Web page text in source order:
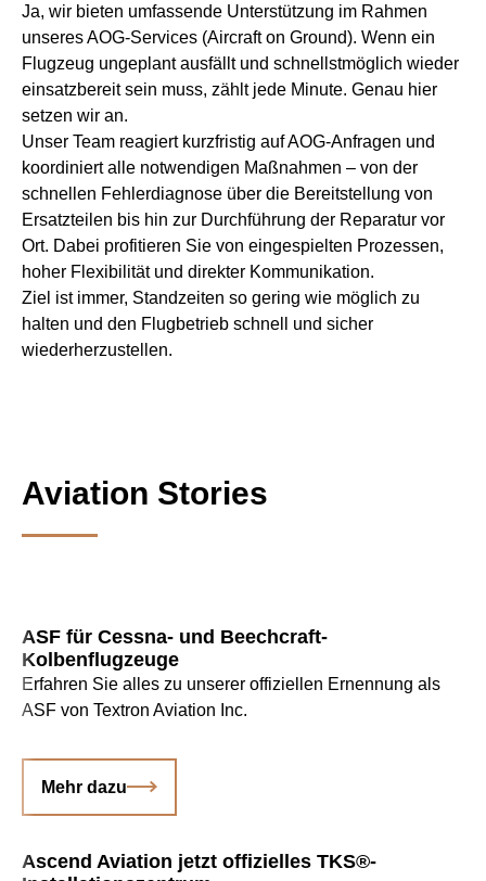
Ja, wir bieten umfassende Unterstützung im Rahmen
unseres AOG-Services (Aircraft on Ground). Wenn ein
Flugzeug ungeplant ausfällt und schnellstmöglich wieder
einsatzbereit sein muss, zählt jede Minute. Genau hier
setzen wir an.
Unser Team reagiert kurzfristig auf AOG-Anfragen und
koordiniert alle notwendigen Maßnahmen – von der
schnellen Fehlerdiagnose über die Bereitstellung von
Ersatzteilen bis hin zur Durchführung der Reparatur vor
Ort. Dabei profitieren Sie von eingespielten Prozessen,
hoher Flexibilität und direkter Kommunikation.
Ziel ist immer, Standzeiten so gering wie möglich zu
halten und den Flugbetrieb schnell und sicher
wiederherzustellen.
Aviation Stories
ASF für Cessna- und Beechcraft-
Kolbenflugzeuge
Erfahren Sie alles zu unserer offiziellen Ernennung als
ASF von Textron Aviation Inc.
Mehr dazu
Ascend Aviation jetzt offizielles TKS®-